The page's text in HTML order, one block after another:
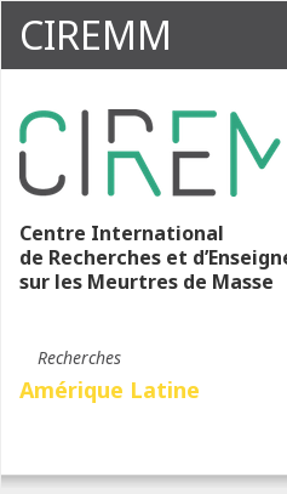
CIREMM
Centre International
de Recherches et
sur les Meurtres de Masse
Recherches
Amérique Latine